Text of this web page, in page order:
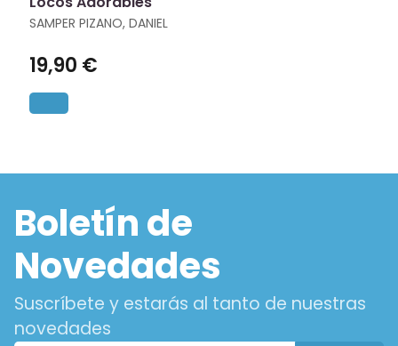
SAMPER PIZANO, DANIEL
19,90 €
Boletín de
Novedades
Suscríbete y estarás al tanto de nuestras
novedades